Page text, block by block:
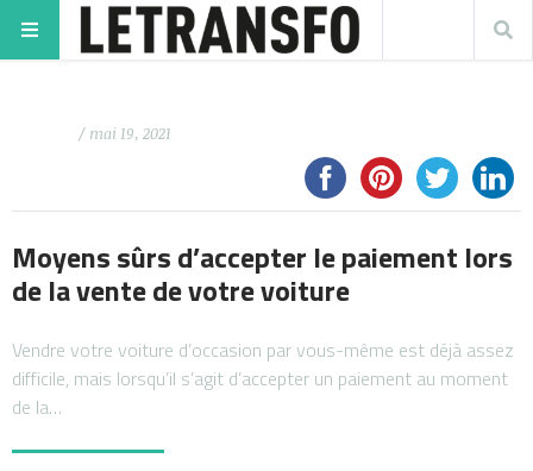
/ mai 19, 2021
Moyens sûrs d’accepter le paiement lors
de la vente de votre voiture
Vendre votre voiture d’occasion par vous-même est déjà assez
difficile, mais lorsqu’il s’agit d’accepter un paiement au moment
de la…